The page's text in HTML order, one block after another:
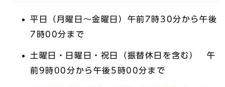
平日（月曜日～金曜日）午前7時30分から午後
7時00分まで
土曜日・日曜日・祝日（振替休日を含む） 午
前9時00分から午後5時00分まで